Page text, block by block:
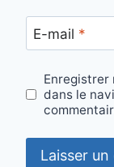
E-mail *
Enregistrer
dans le